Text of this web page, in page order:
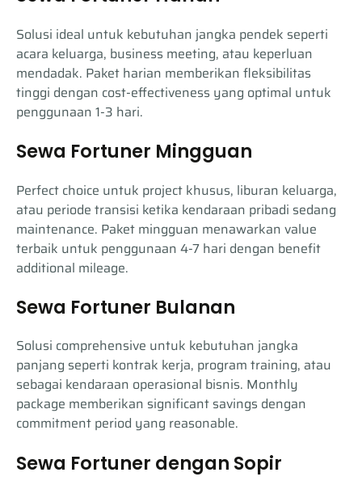
Solusi ideal untuk kebutuhan jangka pendek seperti
acara keluarga, business meeting, atau keperluan
mendadak. Paket harian memberikan fleksibilitas
tinggi dengan cost-effectiveness yang optimal untuk
penggunaan 1-3 hari.
Sewa Fortuner Mingguan
Perfect choice untuk project khusus, liburan keluarga,
atau periode transisi ketika kendaraan pribadi sedang
maintenance. Paket mingguan menawarkan value
terbaik untuk penggunaan 4-7 hari dengan benefit
additional mileage.
Sewa Fortuner Bulanan
Solusi comprehensive untuk kebutuhan jangka
panjang seperti kontrak kerja, program training, atau
sebagai kendaraan operasional bisnis. Monthly
package memberikan significant savings dengan
commitment period yang reasonable.
Sewa Fortuner dengan Sopir